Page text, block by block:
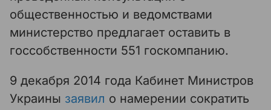
общественностью и ведомствами
министерство предлагает оставить в
госсобственности 551 госкомпанию.
9 декабря 2014 года Кабинет Министров
Украины заявил о намерении сократить